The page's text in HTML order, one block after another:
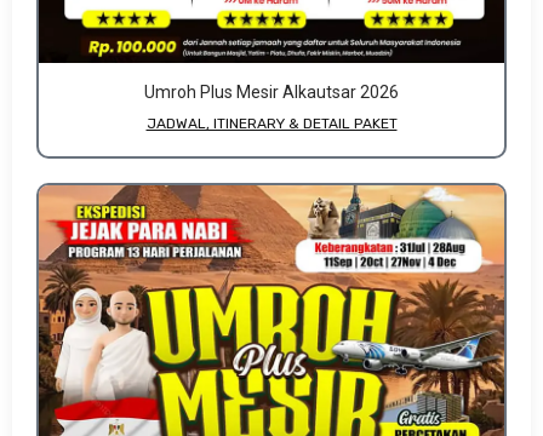
Umroh Plus Mesir Alkautsar 2026
JADWAL, ITINERARY & DETAIL PAKET